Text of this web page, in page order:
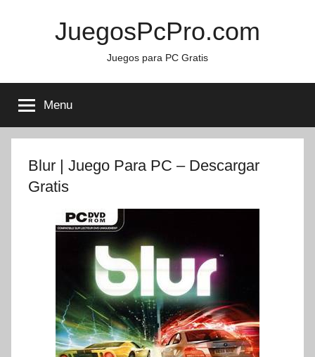
JuegosPcPro.com
Juegos para PC Gratis
Menu
Blur | Juego Para PC – Descargar
Gratis